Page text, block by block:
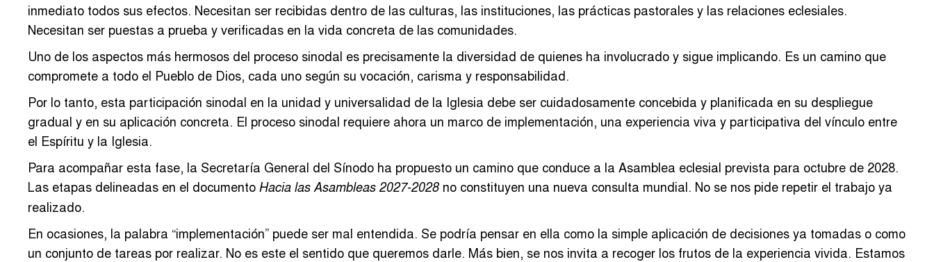
inmediato todos sus efectos. Necesitan ser recibidas dentro de las culturas, las instituciones, las prácticas pastorales y las relaciones eclesiales.
Necesitan ser puestas a prueba y verificadas en la vida concreta de las comunidades.
Uno de los aspectos más hermosos del proceso sinodal es precisamente la diversidad de quienes ha involucrado y sigue implicando. Es un camino que
compromete a todo el Pueblo de Dios, cada uno según su vocación, carisma y responsabilidad.
Por lo tanto, esta participación sinodal en la unidad y universalidad de la Iglesia debe ser cuidadosamente concebida y planificada en su despliegue
gradual y en su aplicación concreta. El proceso sinodal requiere ahora un marco de implementación, una experiencia viva y participativa del vínculo entre
el Espíritu y la Iglesia.
Para acompañar esta fase, la Secretaría General del Sínodo ha propuesto un camino que conduce a la Asamblea eclesial prevista para octubre de 2028.
Las etapas delineadas en el documento Hacia las Asambleas 2027-2028 no constituyen una nueva consulta mundial. No se nos pide repetir el trabajo ya
realizado.
En ocasiones, la palabra “implementación” puede ser mal entendida. Se podría pensar en ella como la simple aplicación de decisiones ya tomadas o como
un conjunto de tareas por realizar. No es este el sentido que queremos darle. Más bien, se nos invita a recoger los frutos de la experiencia vivida. Estamos